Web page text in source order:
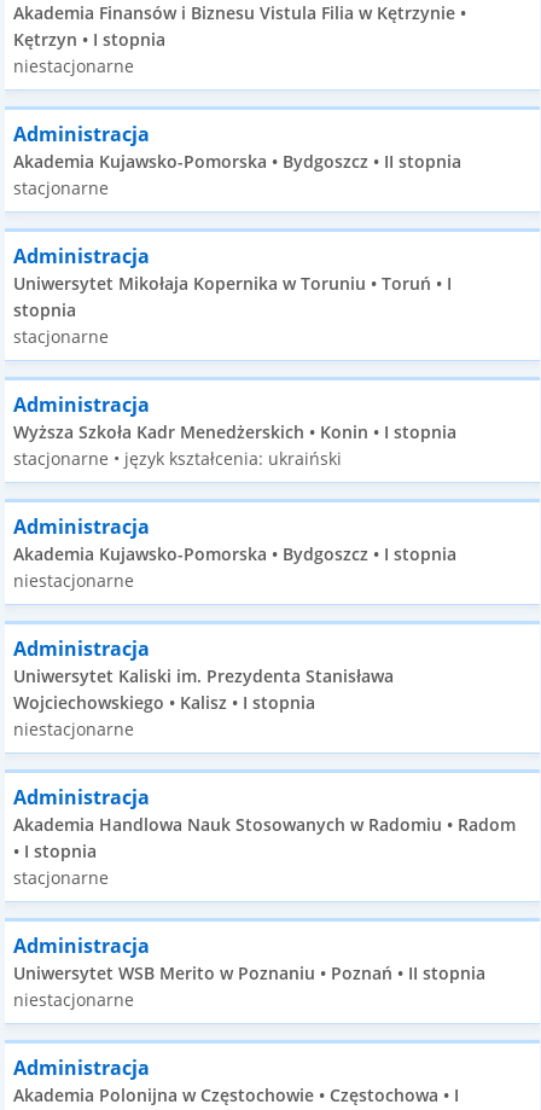
Akademia Finansów i Biznesu Vistula Filia w Kętrzynie •
Kętrzyn • I stopnia
niestacjonarne
Administracja
Akademia Kujawsko-Pomorska • Bydgoszcz • II stopnia
stacjonarne
Administracja
Uniwersytet Mikołaja Kopernika w Toruniu • Toruń • I
stopnia
stacjonarne
Administracja
Wyższa Szkoła Kadr Menedżerskich • Konin • I stopnia
stacjonarne • język kształcenia: ukraiński
Administracja
Akademia Kujawsko-Pomorska • Bydgoszcz • I stopnia
niestacjonarne
Administracja
Uniwersytet Kaliski im. Prezydenta Stanisława
Wojciechowskiego • Kalisz • I stopnia
niestacjonarne
Administracja
Akademia Handlowa Nauk Stosowanych w Radomiu • Radom
• I stopnia
stacjonarne
Administracja
Uniwersytet WSB Merito w Poznaniu • Poznań • II stopnia
niestacjonarne
Administracja
Akademia Polonijna w Częstochowie • Częstochowa • I